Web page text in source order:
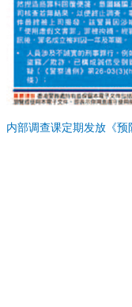
内部调查课定期发放《